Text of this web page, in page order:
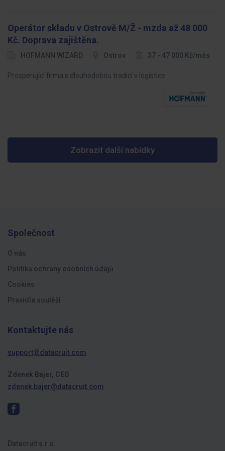
Operátor skladu v Ostrově M/Ž - mzda až 48 000
Kč. Doprava zajištěna.
HOFMANN WIZARD Ostrov 37 - 47 000 Kč/měs
Prosperující firma s dlouhodobou tradicí v logistice.
Zobrazit další nabídky
Společnost
O nás
Politika ochrany osobních údajů
Cookies
Pravidla soutěží
Kontaktujte nás
support@datacruit.com
Zdenek Bajer, CEO
zdenek.bajer@datacruit.com
Datacruit s.r.o.